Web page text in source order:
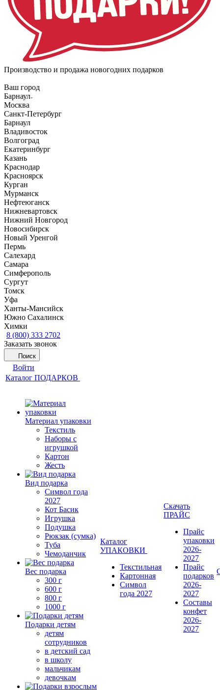
Производство и продажа новогодних подарков
Ваш город
Барнаул
Москва
Санкт-Петербург
Барнаул
Владивосток
Волгоград
Екатеринбург
Казань
Краснодар
Красноярск
Курган
Мурманск
Нефтеюганск
Нижневартовск
Нижний Новгород
Новосибирск
Новый Уренгой
Пермь
Салехард
Самара
Симферополь
Сургут
Томск
Уфа
Ханты-Мансийск
Южно Сахалинск
Химки
8 (800) 333 2702
Заказать звонок
Поиск
Войти
Каталог ПОДАРКОВ
Материал упаковки
Текстиль
Наборы с
игрушкой
Картон
Жесть
Вид подарка
Символ года
2027
Кот Басик
Игрушка
Подушка
Рюкзак (сумка)
Туба
Чемоданчик
Вес подарка
300 г
600 г
800 г
1000 г
Подарки детям
детям
сотрудников
в детский сад
в школу
мальчикам
девочкам
Каталог
УПАКОВКИ
Текстильная
Картонная
Символ
года 2027
Скачать
ПРАЙС
Прайс
упаковки
2026-
2027
Прайс
подарков
2026-
2027
Составы
конфет
2026-
2027